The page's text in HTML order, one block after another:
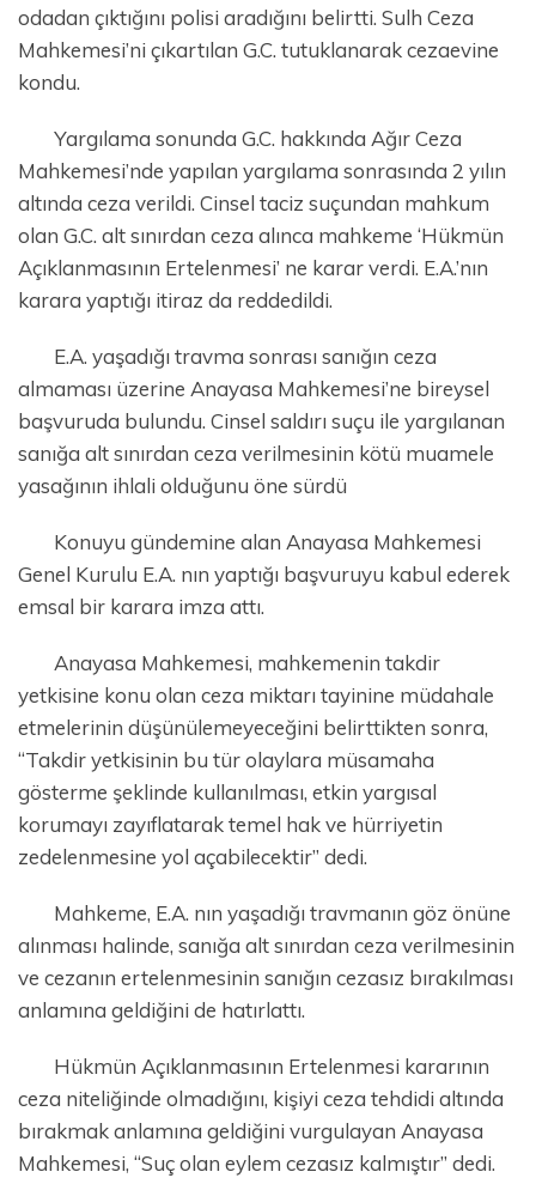
odadan çıktığını polisi aradığını belirtti. Sulh Ceza
Mahkemesi’ni çıkartılan G.C. tutuklanarak cezaevine
kondu.
Yargılama sonunda G.C. hakkında Ağır Ceza
Mahkemesi’nde yapılan yargılama sonrasında 2 yılın
altında ceza verildi. Cinsel taciz suçundan mahkum
olan G.C. alt sınırdan ceza alınca mahkeme ‘Hükmün
Açıklanmasının Ertelenmesi’ ne karar verdi. E.A.’nın
karara yaptığı itiraz da reddedildi.
E.A. yaşadığı travma sonrası sanığın ceza
almaması üzerine Anayasa Mahkemesi’ne bireysel
başvuruda bulundu. Cinsel saldırı suçu ile yargılanan
sanığa alt sınırdan ceza verilmesinin kötü muamele
yasağının ihlali olduğunu öne sürdü
Konuyu gündemine alan Anayasa Mahkemesi
Genel Kurulu E.A. nın yaptığı başvuruyu kabul ederek
emsal bir karara imza attı.
Anayasa Mahkemesi, mahkemenin takdir
yetkisine konu olan ceza miktarı tayinine müdahale
etmelerinin düşünülemeyeceğini belirttikten sonra,
“Takdir yetkisinin bu tür olaylara müsamaha
gösterme şeklinde kullanılması, etkin yargısal
korumayı zayıflatarak temel hak ve hürriyetin
zedelenmesine yol açabilecektir” dedi.
Mahkeme, E.A. nın yaşadığı travmanın göz önüne
alınması halinde, sanığa alt sınırdan ceza verilmesinin
ve cezanın ertelenmesinin sanığın cezasız bırakılması
anlamına geldiğini de hatırlattı.
Hükmün Açıklanmasının Ertelenmesi kararının
ceza niteliğinde olmadığını, kişiyi ceza tehdidi altında
bırakmak anlamına geldiğini vurgulayan Anayasa
Mahkemesi, “Suç olan eylem cezasız kalmıştır” dedi.